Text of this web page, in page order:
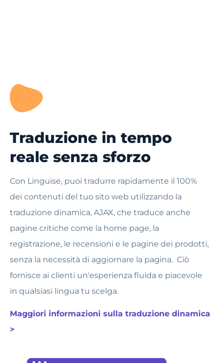
Traduzione in tempo
reale senza sforzo
Con Linguise, puoi tradurre rapidamente il 100%
dei contenuti del tuo sito web utilizzando la
traduzione dinamica, AJAX, che traduce anche
pagine critiche come la home page, la
registrazione, le recensioni e le pagine dei prodotti,
senza la necessità di aggiornare la pagina. Ciò
fornisce ai clienti un'esperienza fluida e piacevole
in qualsiasi lingua tu scelga.
Maggiori informazioni sulla traduzione dinamica
>